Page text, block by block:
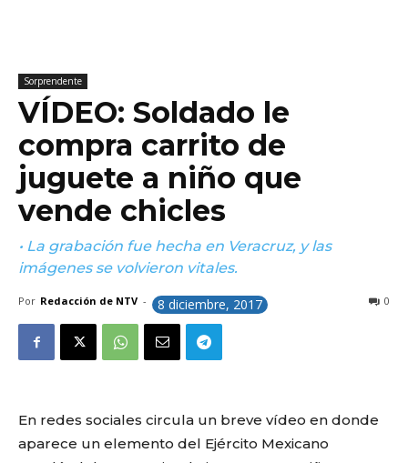
Sorprendente
VÍDEO: Soldado le
compra carrito de
juguete a niño que
vende chicles
• La grabación fue hecha en Veracruz, y las
imágenes se volvieron vitales.
Por Redacción de NTV - 8 diciembre, 2017 0
En redes sociales circula un breve vídeo en donde
aparece un elemento del Ejército Mexicano